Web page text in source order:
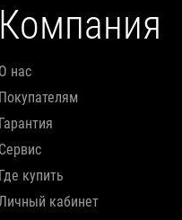
Компания
О нас
Покупателям
Гарантия
Сервис
Где купить
Личный кабинет